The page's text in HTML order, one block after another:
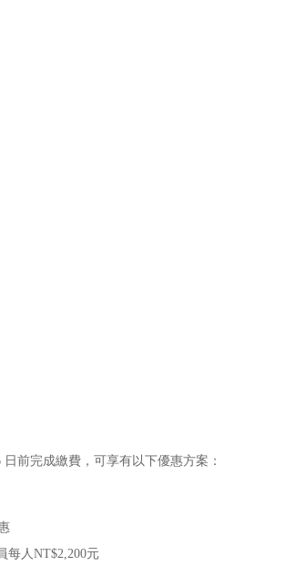
日前完成繳費，可享有以下優惠方案：
每人NT$2,200元